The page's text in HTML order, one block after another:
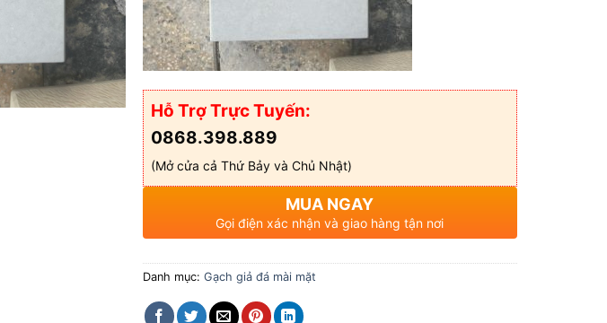
Hỗ Trợ Trực Tuyến:
0868.398.889
(Mở cửa cả Thứ Bảy và Chủ Nhật)
MUA NGAY
Gọi điện xác nhận và giao hàng tận nơi
Danh mục:Gạch giả đá mài mặt